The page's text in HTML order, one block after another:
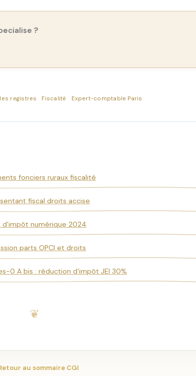
?
registres Fiscalité Expert-comptable Paris
fonciers ruraux fiscalité
fiscal droits accise
d'impôt numérique 2024
parts OPCI et droits
0 A bis : réduction d'impôt JEI 30%
au sommaire CGI